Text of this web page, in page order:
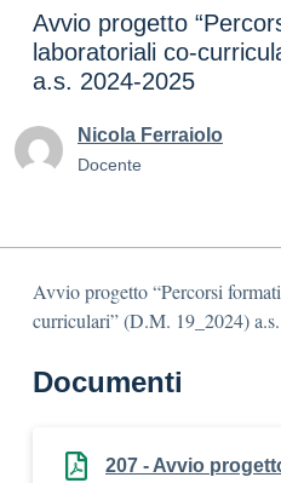
Avvio progetto
laboratoriali co-
a.s. 2024-2025
Nicola Ferraiolo
Docente
Avvio progetto “Percorsi
curriculari” (D.M. 19_2024)
Documenti
207 - Avvio